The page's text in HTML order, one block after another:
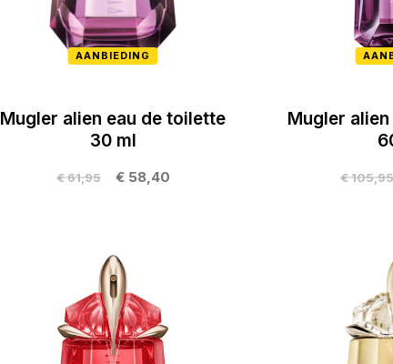
AANBIEDING
Mugler alien eau de toilette
30 ml
€ 58,40
€ 61,95
Mugler
€ 105,95